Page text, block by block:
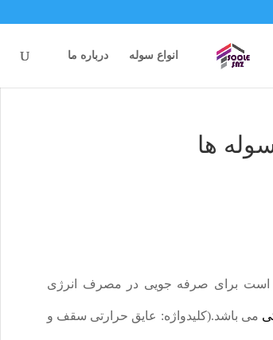
انواع سوله درباره ما
ها
است برای صرفه جویی در مصرف انرژی
می باشد.(کلیدواژه: عایق حرارتی سقف و